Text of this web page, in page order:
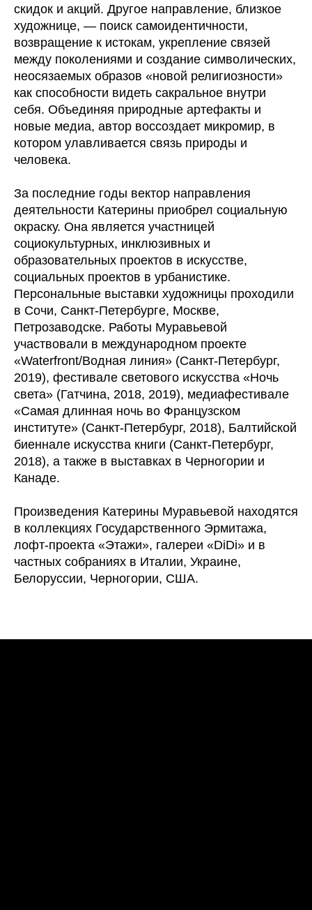
скидок и акций. Другое направление, близкое
художнице, — поиск самоидентичности,
возвращение к истокам, укрепление связей
между поколениями и создание символических,
неосязаемых образов «новой религиозности»
как способности видеть сакральное внутри
себя. Объединяя природные артефакты и
новые медиа, автор воссоздает микромир, в
котором улавливается связь природы и
человека.
За последние годы вектор направления
деятельности Катерины приобрел социальную
окраску. Она является участницей
социокультурных, инклюзивных и
образовательных проектов в искусстве,
социальных проектов в урбанистике.
Персональные выставки художницы проходили
в Сочи, Санкт-Петербурге, Москве,
Петрозаводске. Работы Муравьевой
участвовали в международном проекте
«Waterfront/Водная линия» (Санкт-Петербург,
2019), фестивале светового искусства «Ночь
света» (Гатчина, 2018, 2019), медиафестивале
«Самая длинная ночь во Французском
институте» (Санкт-Петербург, 2018), Балтийской
биеннале искусства книги (Санкт-Петербург,
2018), а также в выставках в Черногории и
Канаде.
Произведения Катерины Муравьевой находятся
в коллекциях Государственного Эрмитажа,
лофт-проекта «Этажи», галереи «DiDi» и в
частных собраниях в Италии, Украине,
Белоруссии, Черногории, США.